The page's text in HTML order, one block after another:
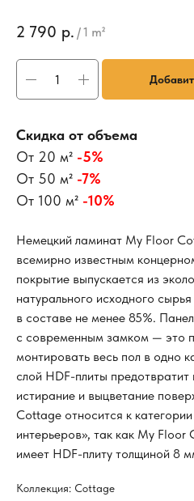
2 790 р. /1 m²
Скидка от объема
От 20 м² -5%
От 50 м² -7%
От 100 м² -10%
Немецкий ламинат My Floor
всемирно известным
покрытие выпускается из
натурального исходного
в составе не менее 85%.
с современным замком — это
монтировать весь пол в одно
слой HDF-плиты
истирание и выцветание
Cottage относится к
интерьеров», так как My Floor
имеет HDF-плиту толщиной 8
Коллекция: Cottage